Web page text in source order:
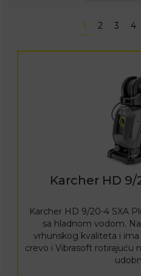
1 2 3 4
Karcher HD 9/
Karcher HD 9/20-4 SXA
sa hladnom vodom.
vrhunskog kvaliteta i
crevo i Vibrasoft rotirajuću